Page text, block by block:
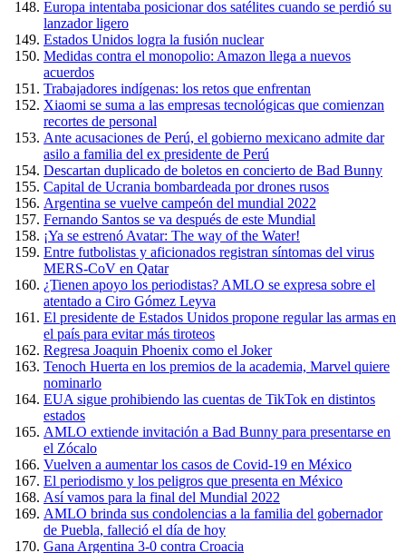
Europa intentaba posicionar dos satélites cuando se perdió su
lanzador ligero
Estados Unidos logra la fusión nuclear
Medidas contra el monopolio: Amazon llega a nuevos
acuerdos
Trabajadores indígenas: los retos que enfrentan
Xiaomi se suma a las empresas tecnológicas que comienzan
recortes de personal
Ante acusaciones de Perú, el gobierno mexicano admite dar
asilo a familia del ex presidente de Perú
Descartan duplicado de boletos en concierto de Bad Bunny
Capital de Ucrania bombardeada por drones rusos
Argentina se vuelve campeón del mundial 2022
Fernando Santos se va después de este Mundial
¡Ya se estrenó Avatar: The way of the Water!
Entre futbolistas y aficionados registran síntomas del virus
MERS-CoV en Qatar
¿Tienen apoyo los periodistas? AMLO se expresa sobre el
atentado a Ciro Gómez Leyva
El presidente de Estados Unidos propone regular las armas en
el país para evitar más tiroteos
Regresa Joaquin Phoenix como el Joker
Tenoch Huerta en los premios de la academia, Marvel quiere
nominarlo
EUA sigue prohibiendo las cuentas de TikTok en distintos
estados
AMLO extiende invitación a Bad Bunny para presentarse en
el Zócalo
Vuelven a aumentar los casos de Covid-19 en México
El periodismo y los peligros que presenta en México
Así vamos para la final del Mundial 2022
AMLO brinda sus condolencias a la familia del gobernador
de Puebla, falleció el día de hoy
Gana Argentina 3-0 contra Croacia